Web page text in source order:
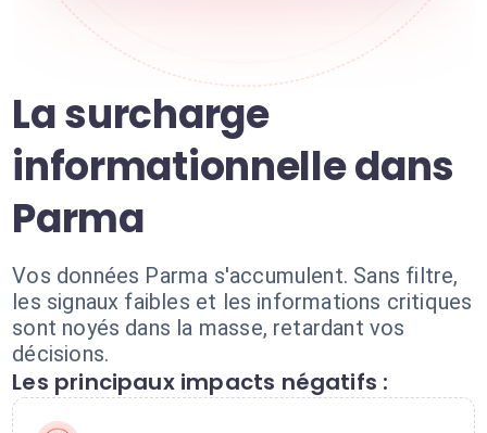
La surcharge
informationnelle dans
Parma
Vos données Parma s'accumulent. Sans filtre,
les signaux faibles et les informations critiques
sont noyés dans la masse, retardant vos
décisions.
Les principaux impacts négatifs :